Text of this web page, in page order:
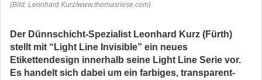
(Bild: Leonhard Kurz/www.thomasriese.com)
Der Dünnschicht-Spezialist Leonhard Kurz (Fürth)
stellt mit “Light Line Invisible” ein neues
Etikettendesign innerhalb seine Light Line Serie vor.
Es handelt sich dabei um ein farbiges, transparent-